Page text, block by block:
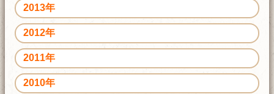
2013年
2012年
2011年
2010年